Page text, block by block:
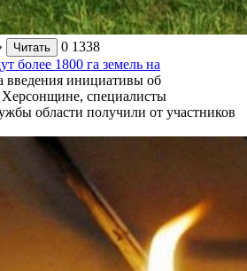
Читать 0 1338
более 1800 га земель на
введения инициативы об
Херсонщине, специалисты
области получили от участников